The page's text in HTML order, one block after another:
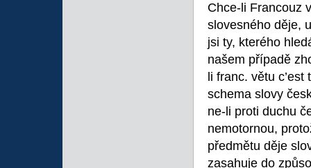
Chce-li Francouz
slovesného děje,
jsi ty, kterého
našem případě
li franc. větu
schema slovy
ne-li proti duchu
nemotornou,
předmětu děje
zasahuje do